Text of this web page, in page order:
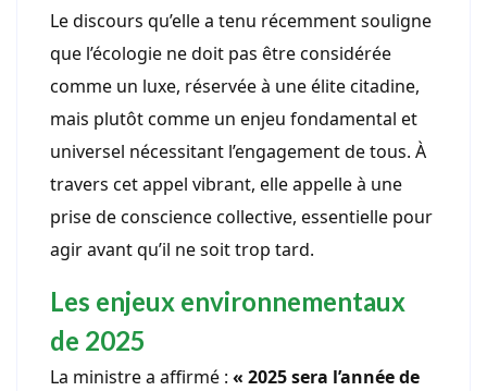
Le discours qu’elle a tenu récemment souligne
que l’écologie ne doit pas être considérée
comme un luxe, réservée à une élite citadine,
mais plutôt comme un enjeu fondamental et
universel nécessitant l’engagement de tous. À
travers cet appel vibrant, elle appelle à une
prise de conscience collective, essentielle pour
agir avant qu’il ne soit trop tard.
Les enjeux environnementaux
de 2025
La ministre a affirmé : « 2025 sera l’année de